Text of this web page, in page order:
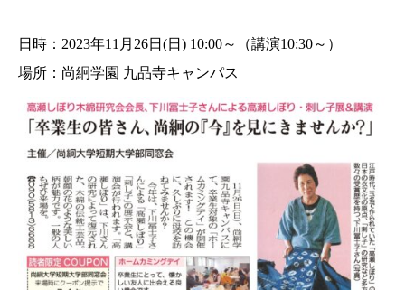
日時：2023年11月26日(日) 10:00～（講演10:30～）
場所：尚絅学園 九品寺キャンパス